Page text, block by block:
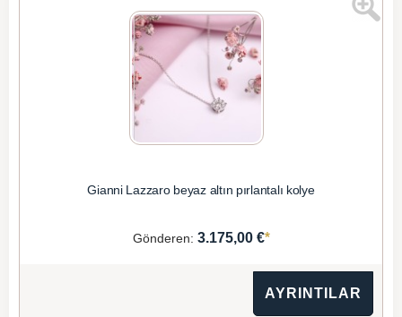
Gianni Lazzaro beyaz altın pırlantalı kolye
Gönderen: 3.175,00 €*
AYRINTILAR